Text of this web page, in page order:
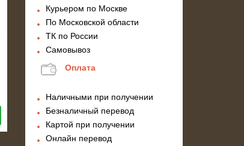
Курьером по Москве
По Московской области
ТК по России
Самовывоз
Оплата
Наличными при получении
Безналичный перевод
Картой при получении
Онлайн перевод